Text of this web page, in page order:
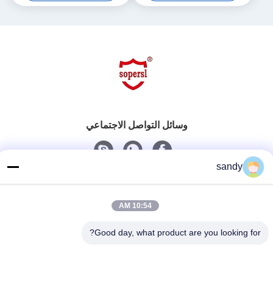
وسائل التواصل الاجتماعي
sandy
10:54 AM
Good day, what product are you looking for?